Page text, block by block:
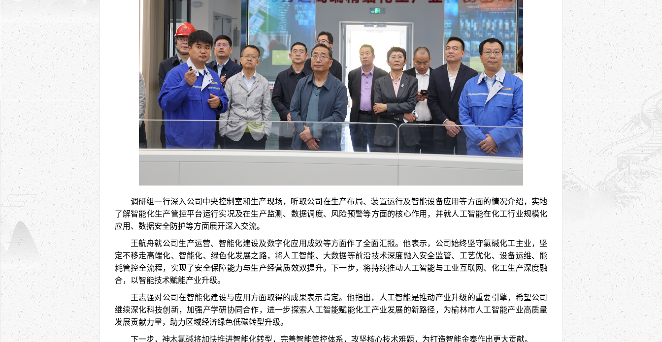
调研组一行深入公司中央控制室和生产现场，听取公司在生产布局、装置运行及智能设备应用等方面的情况介绍，实地
了解智能化生产管控平台运行实况及在生产监测、数据调度、风险预警等方面的核心作用，并就人工智能在化工行业规模化
应用、数据安全防护等方面展开深入交流。
王航舟就公司生产运营、智能化建设及数字化应用成效等方面作了全面汇报。他表示，公司始终坚守氯碱化工主业，坚
定不移走高端化、智能化、绿色化发展之路，将人工智能、大数据等前沿技术深度融入安全监管、工艺优化、设备运维、能
耗管控全流程，实现了安全保障能力与生产经营质效双提升。下一步，将持续推动人工智能与工业互联网、化工生产深度融
合，以智能技术赋能产业升级。
王志强对公司在智能化建设与应用方面取得的成果表示肯定。他指出，人工智能是推动产业升级的重要引擎，希望公司
继续深化科技创新，加强产学研协同合作，进一步探索人工智能赋能化工产业发展的新路径，为榆林市人工智能产业高质量
发展贡献力量，助力区域经济绿色低碳转型升级。
下一步，神木氯碱将加快推进智能化转型，完善智能管控体系，攻坚核心技术难题，为打造智能金泰作出更大贡献。